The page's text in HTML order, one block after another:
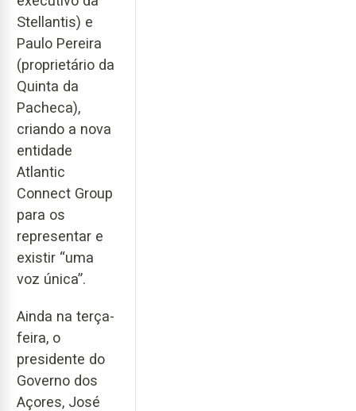
Stellantis) e
Paulo Pereira
(proprietário da
Quinta da
Pacheca),
criando a nova
entidade
Atlantic
Connect Group
para os
representar e
existir “uma
voz única”.
Ainda na terça-
feira, o
presidente do
Governo dos
Açores, José